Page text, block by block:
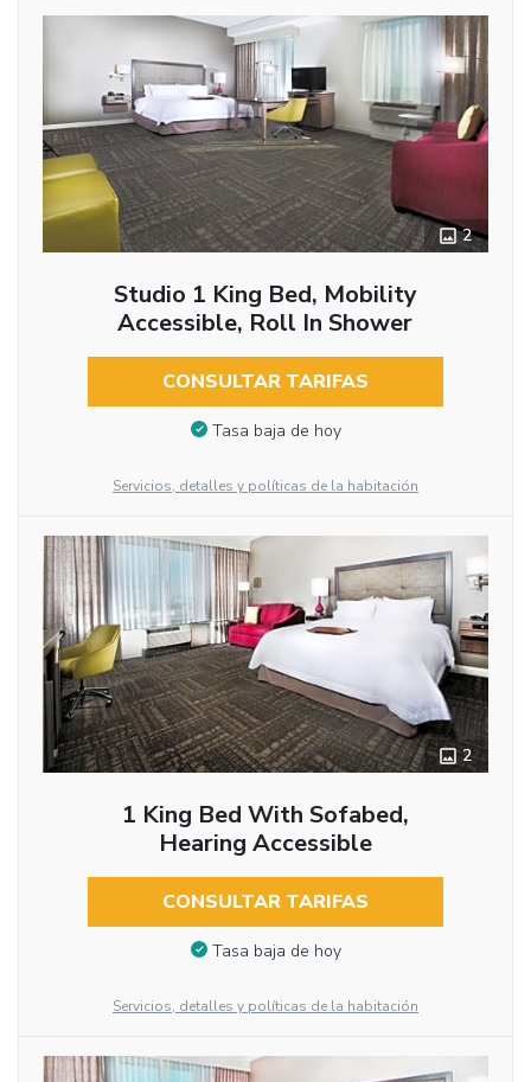
2
Studio 1 King Bed, Mobility
Accessible, Roll In Shower
CONSULTAR TARIFAS
Tasa baja de hoy
Servicios, detalles y políticas de la habitación
2
1 King Bed With Sofabed,
Hearing Accessible
CONSULTAR TARIFAS
Tasa baja de hoy
Servicios, detalles y políticas de la habitación